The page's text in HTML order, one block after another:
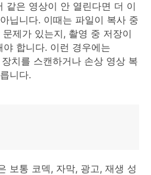
같은 영상이 안 열린다면 더 이
닙니다. 이때는 파일이 복사 중
제가 있는지, 촬영 중 저장이
합니다. 이런 경우에는
치를 스캔하거나 손상 영상 복
니다.
보통 코덱, 자막, 광고, 재생 성